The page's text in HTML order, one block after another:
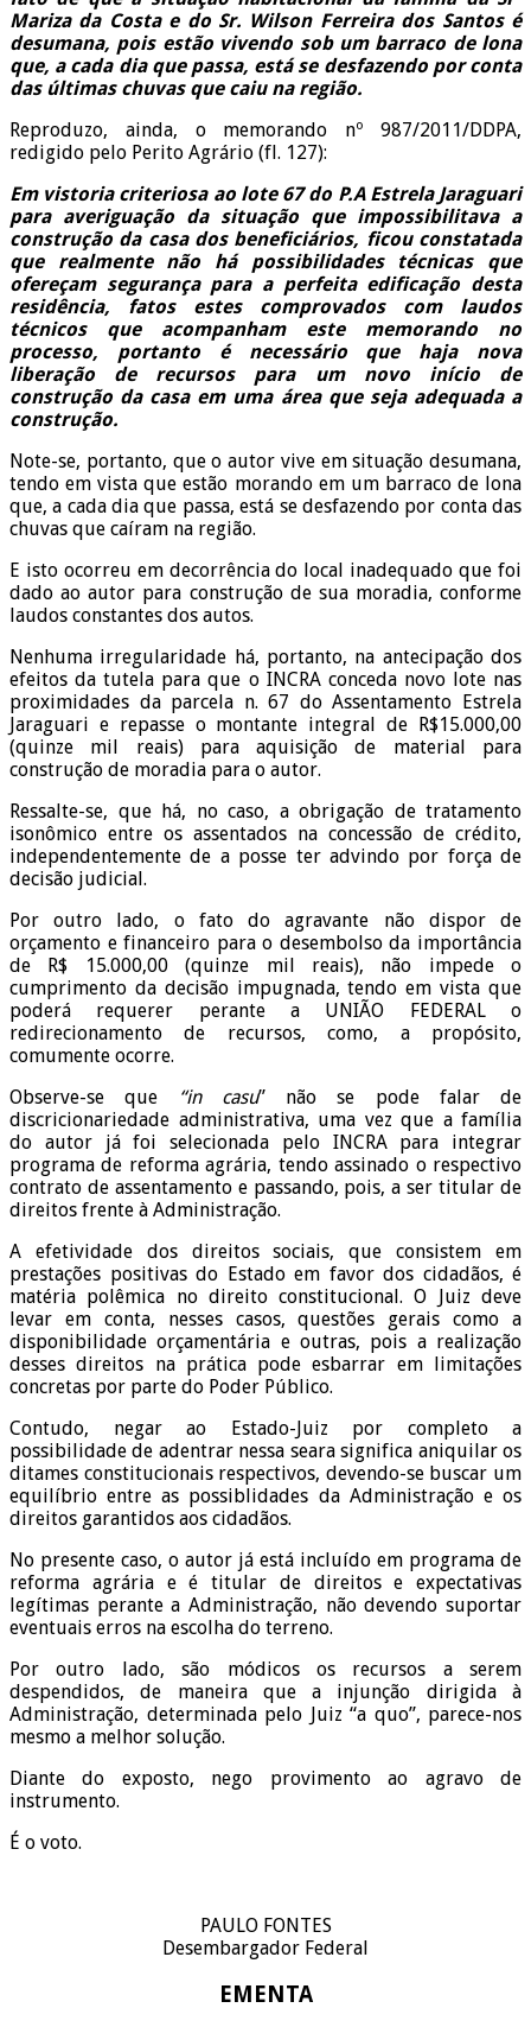
Mariza da Costa e do Sr. Wilson Ferreira dos Santos é
desumana, pois estão vivendo sob um barraco de lona
que, a cada dia que passa, está se desfazendo por conta
das últimas chuvas que caiu na região.
Reproduzo, ainda, o memorando nº 987/2011/DDPA,
redigido pelo Perito Agrário (fl. 127):
Em vistoria criteriosa ao lote 67 do P.A Estrela Jaraguari
para averiguação da situação que impossibilitava a
construção da casa dos beneficiários, ficou constatada
que realmente não há possibilidades técnicas que
ofereçam segurança para a perfeita edificação desta
residência, fatos estes comprovados com laudos
técnicos que acompanham este memorando no
processo, portanto é necessário que haja nova
liberação de recursos para um novo início de
construção da casa em uma área que seja adequada a
construção.
Note-se, portanto, que o autor vive em situação desumana,
tendo em vista que estão morando em um barraco de lona
que, a cada dia que passa, está se desfazendo por conta das
chuvas que caíram na região.
E isto ocorreu em decorrência do local inadequado que foi
dado ao autor para construção de sua moradia, conforme
laudos constantes dos autos.
Nenhuma irregularidade há, portanto, na antecipação dos
efeitos da tutela para que o INCRA conceda novo lote nas
proximidades da parcela n. 67 do Assentamento Estrela
Jaraguari e repasse o montante integral de R$15.000,00
(quinze mil reais) para aquisição de material para
construção de moradia para o autor.
Ressalte-se, que há, no caso, a obrigação de tratamento
isonômico entre os assentados na concessão de crédito,
independentemente de a posse ter advindo por força de
decisão judicial.
Por outro lado, o fato do agravante não dispor de
orçamento e financeiro para o desembolso da importância
de R$ 15.000,00 (quinze mil reais), não impede o
cumprimento da decisão impugnada, tendo em vista que
poderá requerer perante a UNIÃO FEDERAL o
redirecionamento de recursos, como, a propósito,
comumente ocorre.
Observe-se que
“in casu” não se pode falar de
discricionariedade administrativa, uma vez que a família
do autor já foi selecionada pelo INCRA para integrar
programa de reforma agrária, tendo assinado o respectivo
contrato de assentamento e passando, pois, a ser titular de
direitos frente à Administração.
A efetividade dos direitos sociais, que consistem em
prestações positivas do Estado em favor dos cidadãos, é
matéria polêmica no direito constitucional. O Juiz deve
levar em conta, nesses casos, questões gerais como a
disponibilidade orçamentária e outras, pois a realização
desses direitos na prática pode esbarrar em limitações
concretas por parte do Poder Público.
Contudo, negar ao Estado-Juiz por completo a
possibilidade de adentrar nessa seara significa aniquilar os
ditames constitucionais respectivos, devendo-se buscar um
equilíbrio entre as possiblidades da Administração e os
direitos garantidos aos cidadãos.
No presente caso, o autor já está incluído em programa de
reforma agrária e é titular de direitos e expectativas
legítimas perante a Administração, não devendo suportar
eventuais erros na escolha do terreno.
Por outro lado, são módicos os recursos a serem
despendidos, de maneira que a injunção dirigida à
Administração, determinada pelo Juiz “a quo”, parece-nos
mesmo a melhor solução.
Diante do exposto, nego provimento ao agravo de
instrumento.
É o voto.
PAULO FONTES
Desembargador Federal
EMENTA